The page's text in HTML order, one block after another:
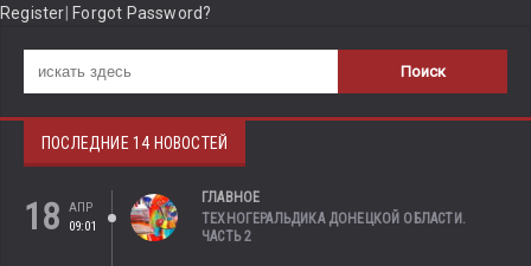
Register Forgot Password?
ПОСЛЕДНИЕ 14 НОВОСТЕЙ
18
АПР
09:01
ГЛАВНОЕ
ТЕХНОГЕРАЛЬДИКА ДОНЕЦКОЙ ОБЛАСТИ.
ЧАСТЬ 2